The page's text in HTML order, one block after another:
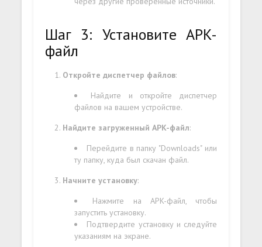
Шаг 3: Установите APK-
файл
Откройте диспетчер файлов:
Найдите и откройте диспетчер
файлов на вашем устройстве.
Найдите загруженный APK-файл:
Перейдите в папку "Downloads" или
ту папку, куда был скачан файл.
Начните установку:
Нажмите на APK-файл, чтобы
запустить установку.
Подтвердите установку и следуйте
указаниям на экране.